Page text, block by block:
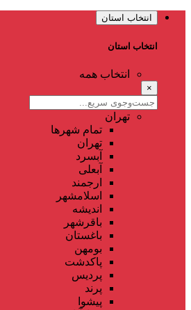
انتخاب استان
انتخاب استان
انتخاب همه
×
تهران
تمام شهر‌ها
تهران
آبسرد
آبعلی
ارجمند
اسلامشهر
اندیشه
باقرشهر
باغستان
بومهن
پاکدشت
پردیس
پرند
پیشوا